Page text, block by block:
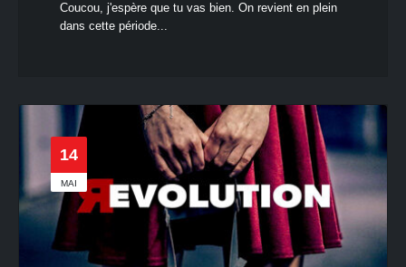
Coucou, j'espère que tu vas bien. On revient en plein
dans cette période...
14
MAI